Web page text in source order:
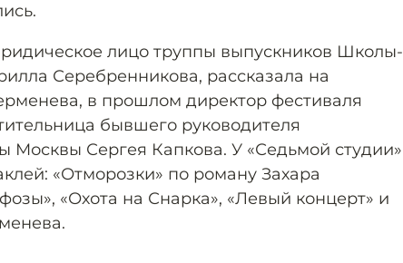
лицо труппы выпускников Школы-
Серебренникова, рассказала на
в прошлом директор фестиваля
бывшего руководителя
Москвы Сергея Капкова. У «Седьмой студии»
«Отморозки» по роману Захара
«Охота на Снарка», «Левый концерт» и